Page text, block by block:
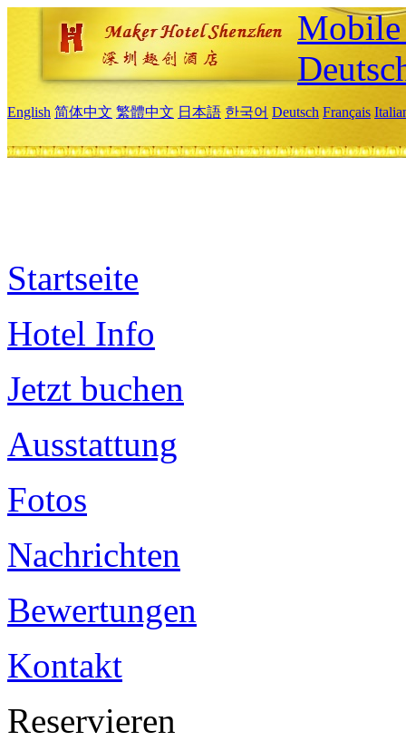
English 简体中文 繁體中文 日本語 한국어 Deutsch Français
Startseite
Hotel Info
Jetzt buchen
Ausstattung
Fotos
Nachrichten
Bewertungen
Kontakt
Reservieren